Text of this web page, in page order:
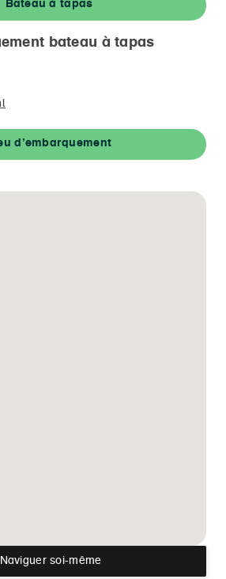
Bateau à tapas
bateau à tapas
d’embarquement
Naviguer soi-même